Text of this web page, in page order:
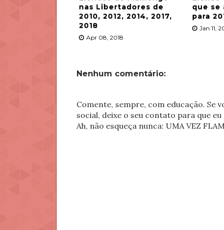
nas Libertadores de
2010, 2012, 2014, 2017,
2018
Apr 08, 2018
que se
para
Jan 11,
Nenhum comentário:
Comente, sempre, com educação. Se
social, deixe o seu contato para que
Ah, não esqueça nunca: UMA VEZ